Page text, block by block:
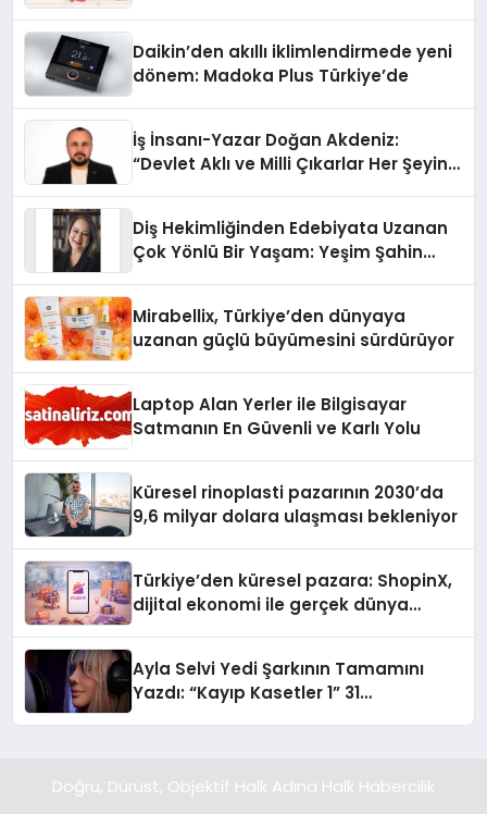
Daikin’den akıllı iklimlendirmede yeni
dönem: Madoka Plus Türkiye’de
İş İnsanı-Yazar Doğan Akdeniz:
“Devlet Aklı ve Milli Çıkarlar Her Şeyin
Diş Hekimliğinden Edebiyata Uzanan
Çok Yönlü Bir Yaşam: Yeşim Şahin
Mirabellix, Türkiye’den dünyaya
uzanan güçlü büyümesini sürdürüyor
Laptop Alan Yerler ile Bilgisayar
Satmanın En Güvenli ve Karlı Yolu
Küresel rinoplasti pazarının 2030’da
9,6 milyar dolara ulaşması bekleniyor
Türkiye’den küresel pazara: ShopinX,
dijital ekonomi ile gerçek dünya
Ayla Selvi Yedi Şarkının Tamamını
Yazdı: “Kayıp Kasetler 1” 31
Doğru, Dürüst, Objektif Halk Adına Halk Habercilik